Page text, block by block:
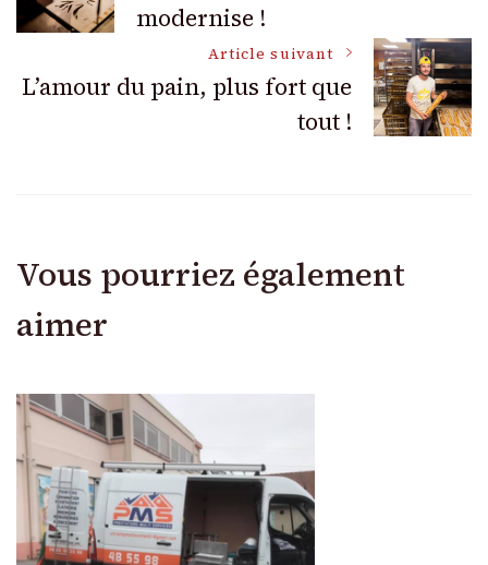
des
articles
modernise !
Article suivant
L’amour du pain, plus fort que
tout !
Vous pourriez également
aimer